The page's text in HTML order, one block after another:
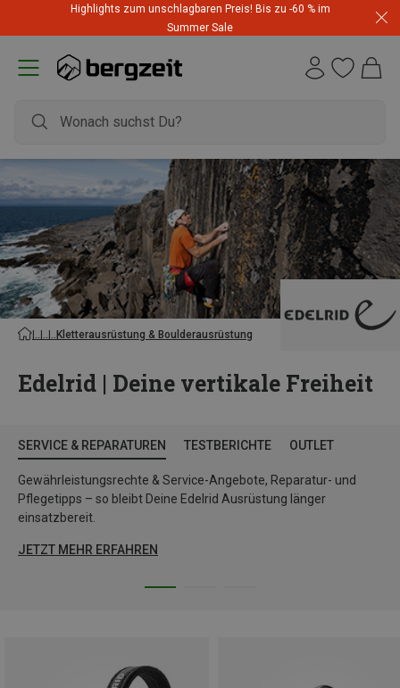
Highlights zum unschlagbaren Preis! Bis zu -60 % im
Summer Sale
Kletterausrüstung & Boulderausrüstung
Edelrid | Deine vertikale Freiheit
SERVICE & REPARATUREN TESTBERICHTE OUTLET
Gewährleistungsrechte & Service-Angebote, Reparatur- und
Pflegetipps – so bleibt Deine Edelrid Ausrüstung länger
einsatzbereit.
JETZT MEHR ERFAHREN